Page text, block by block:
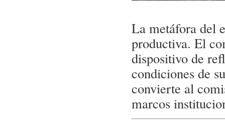
La metáfora del
productiva. El
dispositivo de
condiciones de
convierte al
marcos